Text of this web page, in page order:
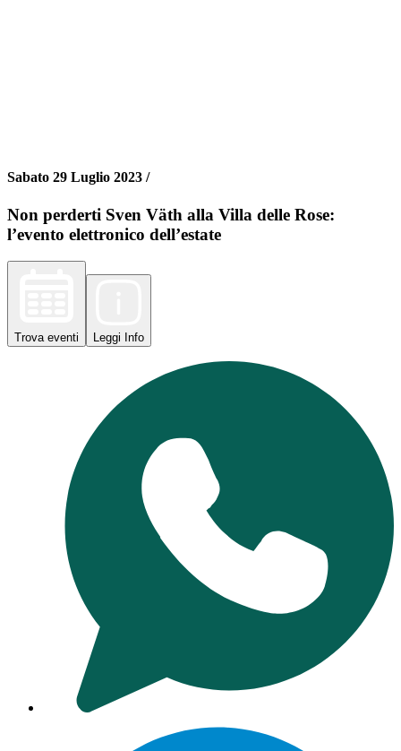
Sabato 29 Luglio 2023 /
Non perderti Sven Väth alla Villa delle Rose:
l’evento elettronico dell’estate
Trova eventi Leggi Info